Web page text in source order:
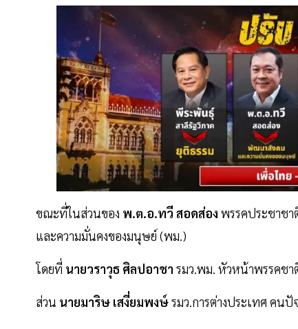
ขณะที่ในส่วนของ พ.ต.อ.ทวี สอดส่อง พรรคประชาชา
และความมั่นคงของมนุษย์ (พม.)
โดยที่ นายวราวุธ ศิลปอาชา รมว.พม. หัวหน้าพรรคช
ส่วน นายมาริษ เสงี่ยมพงษ์รมว.การต่างประเทศ คน